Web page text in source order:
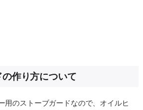
作り方について
用のストーブガードなので、オイルヒ